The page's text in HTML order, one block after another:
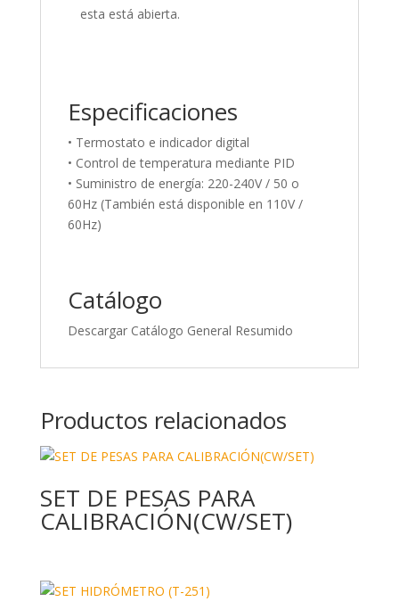
esta está abierta.
Especificaciones
• Termostato e indicador digital
• Control de temperatura mediante PID
• Suministro de energía: 220-240V / 50 o
60Hz (También está disponible en 110V /
60Hz)
Catálogo
Descargar Catálogo General Resumido
Productos relacionados
SET DE PESAS PARA
CALIBRACIÓN(CW/SET)